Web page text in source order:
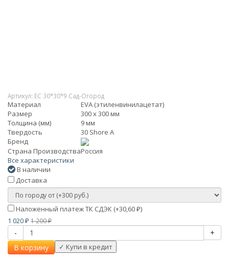
Артикул: EC 30*30*9 Сад-Огород
Материал
EVA (этиленвинилацетат)
Размер
300 х 300 мм
Толщина (мм)
9 мм
Твердость
30 Shore A
Бренд
Страна ПроизводстваРоссия
Все характеристики
В наличии
Доставка
Наложенный платеж ТК СДЭК (+30,60 ₽)
1 020 ₽ 1 200₽
-
+
В корзину